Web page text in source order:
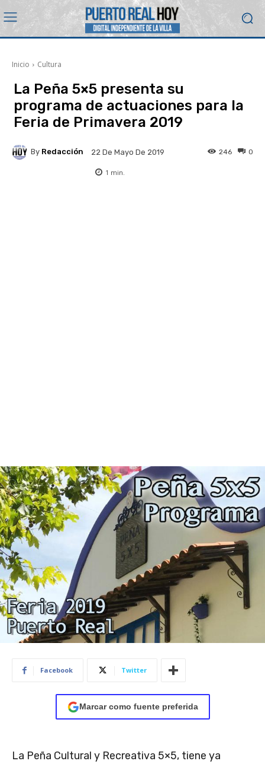
Inicio Cultura
La Peña 5×5 presenta su
programa de actuaciones para la
Feria de Primavera 2019
By Redacción 22 De Mayo De 2019 0
246
1 min.
Facebook Twitter
Marcar como fuente preferida
La Peña Cultural y Recreativa 5×5, tiene ya